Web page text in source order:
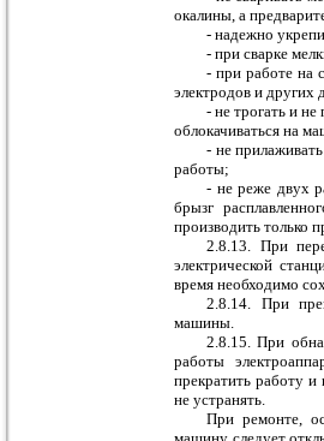
окалины, а
- надежно
- при сварке
- при работе на
электродов и
- не трогать и
облокачиваться на
- не
работы;
- не реже двух
брызг
производить только
2.8.13. При
электрической
время необходимо
2.8.14. При
машины.
2.8.15. При
работы
прекратить работу
не устранять.
При ремонте,